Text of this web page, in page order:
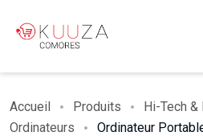
Accueil Produits
Hi-Tech
Ordinateurs
Ordinateur